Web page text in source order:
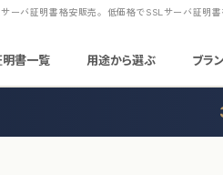
ーバ証明書格安販売。低価格でSSLサーバ証明
書一覧 用途から選ぶ ブラ